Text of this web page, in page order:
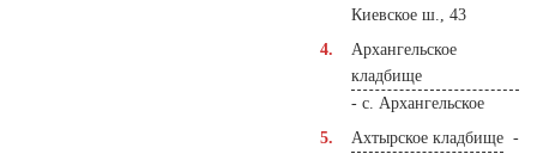
Киевское ш., 43
Архангельское
кладбище
- с. Архангельское
Ахтырское кладбище -